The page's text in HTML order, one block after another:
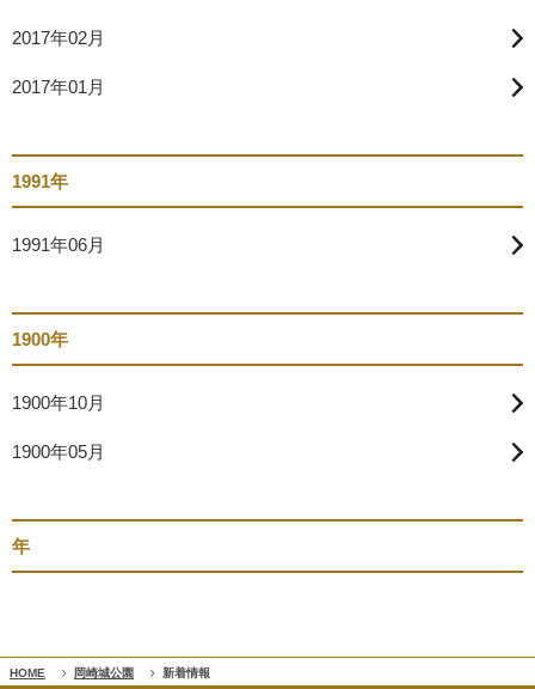
2017年02月
2017年01月
1991年
1991年06月
1900年
1900年10月
1900年05月
年
HOME 岡崎城公園 新着情報